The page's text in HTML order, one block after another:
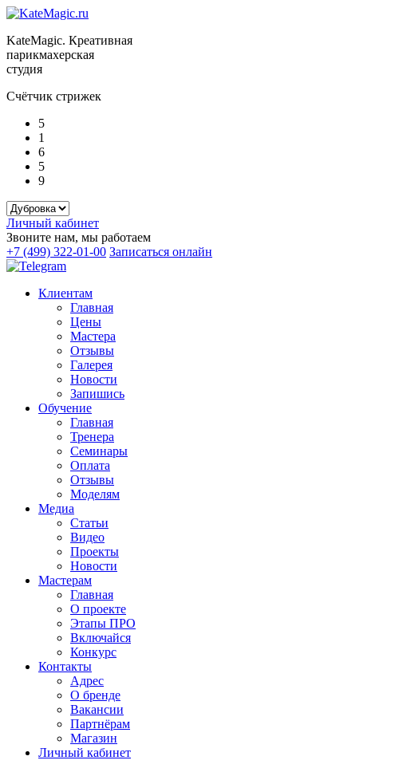
KateMagic. Креативная
парикмахерская
студия
Счётчик стрижек
5
1
6
5
9
Личный кабинет
Звоните нам, мы работаем
+7 (499) 322-01-00 Записаться онлайн
Клиентам
Главная
Цены
Мастера
Отзывы
Галерея
Новости
Запишись
Обучение
Главная
Тренера
Семинары
Оплата
Отзывы
Моделям
Медиа
Статьи
Видео
Проекты
Новости
Мастерам
Главная
О проекте
Этапы ПРО
Включайся
Конкурс
Контакты
Адрес
О бренде
Вакансии
Партнёрам
Магазин
Личный кабинет